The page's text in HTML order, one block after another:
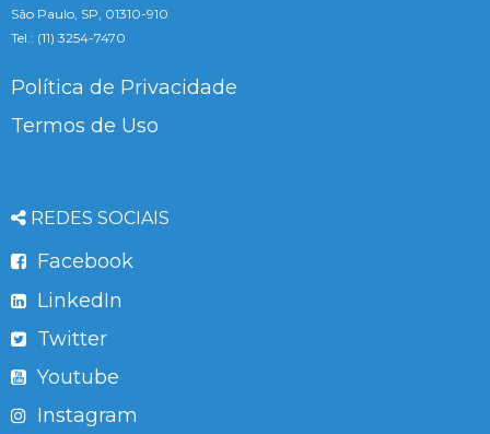
São Paulo, SP, 01310-910
Tel.: (11) 3254-7470
Política de Privacidade
Termos de Uso
REDES SOCIAIS
Facebook
LinkedIn
Twitter
Youtube
Instagram